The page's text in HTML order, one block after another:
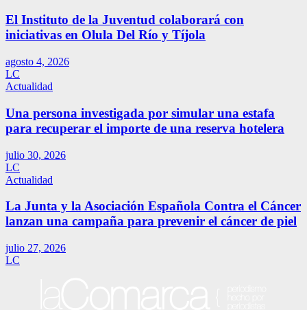
El Instituto de la Juventud colaborará con
iniciativas en Olula Del Río y Tíjola
agosto 4, 2026
LC
Actualidad
Una persona investigada por simular una estafa
para recuperar el importe de una reserva hotelera
julio 30, 2026
LC
Actualidad
La Junta y la Asociación Española Contra el Cáncer
lanzan una campaña para prevenir el cáncer de piel
julio 27, 2026
LC